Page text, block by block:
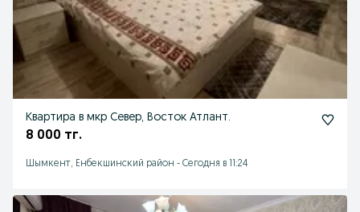
Квартира в мкр Север, Восток Атлант.
8 000 тг.
Шымкент, Енбекшинский район - Сегодня в 11:24